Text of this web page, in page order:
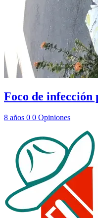
Foco de infección
8 años 0 0 Opiniones